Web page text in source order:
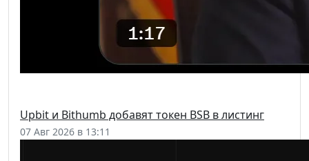
Upbit и Bithumb добавят токен BSB в листинг
07 Авг 2026 в 13:11